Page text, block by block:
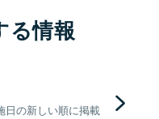
る情報
日の新しい順に掲載